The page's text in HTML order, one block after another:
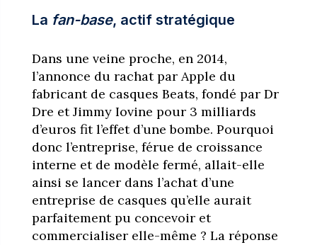
La fan-base, actif stratégique
Dans une veine proche, en 2014,
l’annonce du rachat par Apple du
fabricant de casques Beats, fondé par Dr
Dre et Jimmy Iovine pour 3 milliards
d’euros fit l’effet d’une bombe. Pourquoi
donc l’entreprise, férue de croissance
interne et de modèle fermé, allait-elle
ainsi se lancer dans l’achat d’une
entreprise de casques qu’elle aurait
parfaitement pu concevoir et
commercialiser elle-même ? La réponse